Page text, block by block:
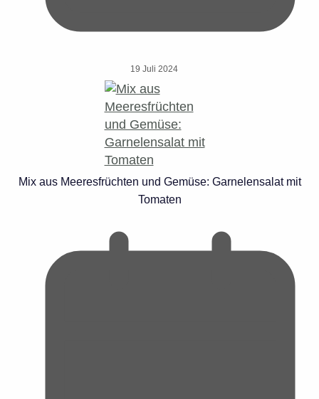
19 Juli 2024
Mix aus Meeresfrüchten und Gemüse: Garnelensalat mit
Tomaten